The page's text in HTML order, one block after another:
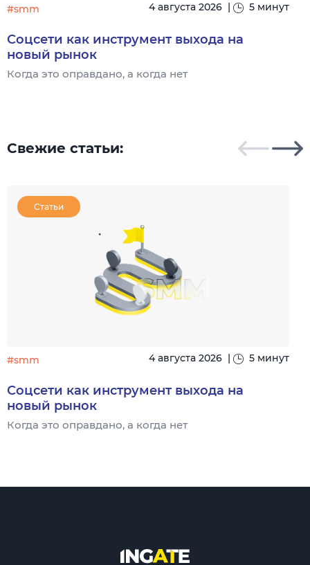
#smm 4 августа 2026 5 минут
Соцсети как инструмент выхода на
новый рынок
Когда это оправдано, а когда нет
Свежие статьи:
Статьи
#smm 4 августа 2026 5 минут
Соцсети как инструмент выхода на
новый рынок
Когда это оправдано, а когда нет